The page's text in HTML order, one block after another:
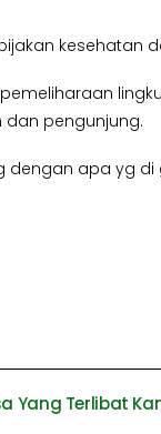
kesehatan
dan pengunjung.
apa yg di
Yang Terlibat